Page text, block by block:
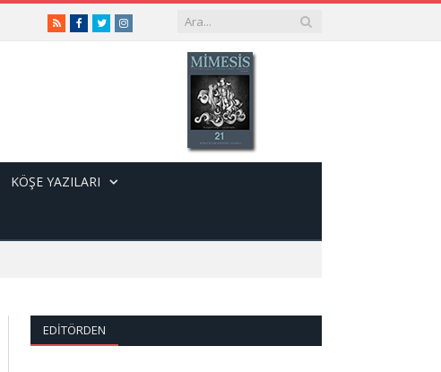
RSSFacebook
TwitterInstagram
KÖŞE YAZILARI
EDITÖRDEN